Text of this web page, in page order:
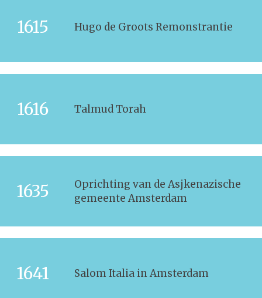
1615 Hugo de Groots Remonstrantie
1616 Talmud Torah
1635
Oprichting van de Asjkenazische
gemeente Amsterdam
1641 Salom Italia in Amsterdam